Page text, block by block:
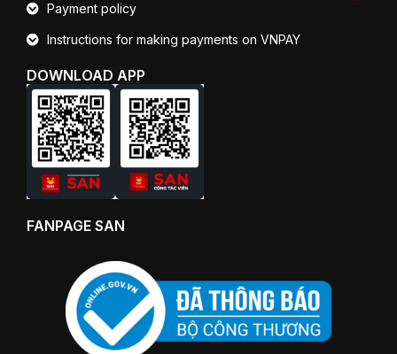
Payment policy
Instructions for making payments on VNPAY
DOWNLOAD APP
FANPAGE SAN